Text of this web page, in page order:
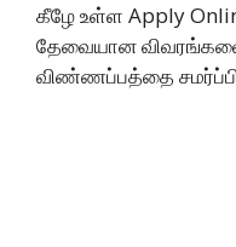
கீழே உள்ள Apply
தேவையான
விண்ணப்பத்தை